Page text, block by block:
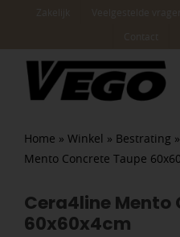
Home » Winkel » Bestrating »
Mento Concrete Taupe
Cera4line Mento
60x60x4cm